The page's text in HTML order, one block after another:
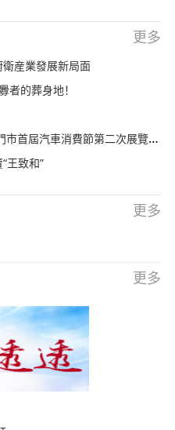
更多
産業發展新局面
者的葬身地！
消費節第二次展覽工作會議順利召開
王致和”
更多
更多